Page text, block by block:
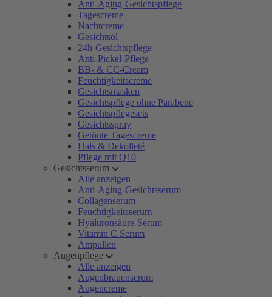
Anti-Aging-Gesichtspflege
Tagescreme
Nachtcreme
Gesichtsöl
24h-Gesichtspflege
Anti-Pickel-Pflege
BB- & CC-Cream
Feuchtigkeitscreme
Gesichtsmasken
Gesichtspflege ohne Parabene
Gesichtspflegesets
Gesichtsspray
Getönte Tagescreme
Hals & Dekolleté
Pflege mit Q10
Gesichtsserum
Alle anzeigen
Anti-Aging-Gesichtsserum
Collagenserum
Feuchtigkeitsserum
Hyaluronsäure-Serum
Vitamin C Serum
Ampullen
Augenpflege
Alle anzeigen
Augenbrauenserum
Augencreme